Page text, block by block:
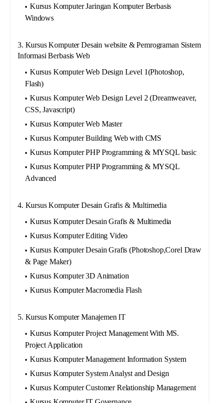
Kursus Komputer Jaringan Komputer Berbasis
Windows
3. Kursus Komputer Desain website & Pemrograman Sistem
Informasi Berbasis Web
Kursus Komputer Web Design Level 1(Photoshop,
Flash)
Kursus Komputer Web Design Level 2 (Dreamweaver,
CSS, Javascript)
Kursus Komputer Web Master
Kursus Komputer Building Web with CMS
Kursus Komputer PHP Programming & MYSQL basic
Kursus Komputer PHP Programming & MYSQL
Advanced
4. Kursus Komputer Desain Grafis & Multimedia
Kursus Komputer Desain Grafis & Multimedia
Kursus Komputer Editing Video
Kursus Komputer Desain Grafis (Photoshop,Corel Draw
& Page Maker)
Kursus Komputer 3D Animation
Kursus Komputer Macromedia Flash
5. Kursus Komputer Manajemen IT
Kursus Komputer Project Management With MS.
Project Application
Kursus Komputer Management Information System
Kursus Komputer System Analyst and Design
Kursus Komputer Customer Relationship Management